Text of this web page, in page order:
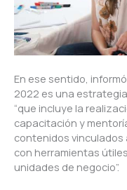
En ese sentido,
2022 es una
“que incluye la
capacitación y
contenidos
con herramientas
unidades de negocio”.